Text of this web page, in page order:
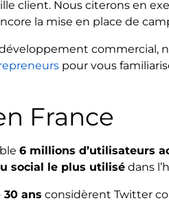
client. Nous citerons en
la mise en place de
commercial,
pour vous
France
6 millions d’utilisateurs
social le plus utilisé dans
30 ans considèrent Twitter